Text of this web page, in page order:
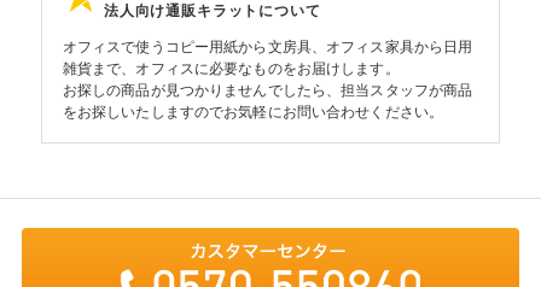
法人向け通販キラットについて
オフィスで使うコピー用紙から文房具、オフィス家具から日用
雑貨まで、オフィスに必要なものをお届けします。
お探しの商品が見つかりませんでしたら、担当スタッフが商品
をお探しいたしますのでお気軽にお問い合わせください。